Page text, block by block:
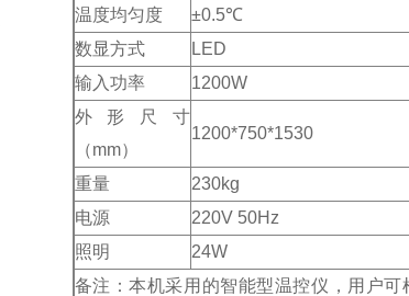
温度均匀度
±0.5℃
数显方式
LED
输入功率
1200W
外形尺寸
（mm）
1200*750*1530
重量
230kg
电源
220V 50Hz
照明
24W
备注：本机采用的智能型温控仪，用户可